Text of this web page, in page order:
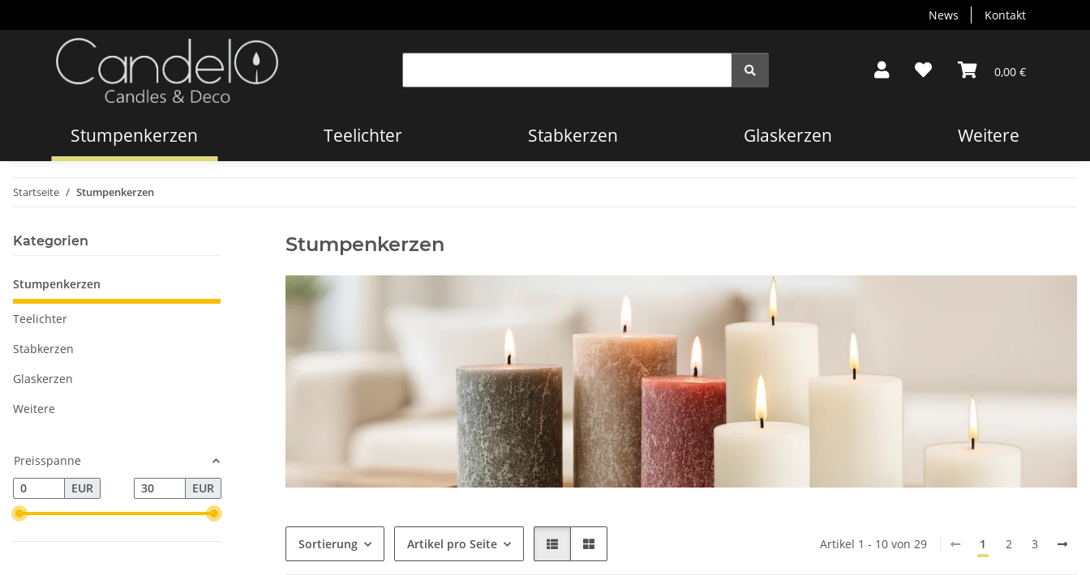
News Kontakt
0,00 €
Stumpenkerzen Teelichter Stabkerzen Glaskerzen Weitere
Startseite Stumpenkerzen
Stumpenkerzen
Sortierung Artikel pro Seite Artikel 1 - 10 von 29 1 2 3
Kategorien
Stumpenkerzen
Teelichter
Stabkerzen
Glaskerzen
Weitere
Preisspanne
EUR
EUR